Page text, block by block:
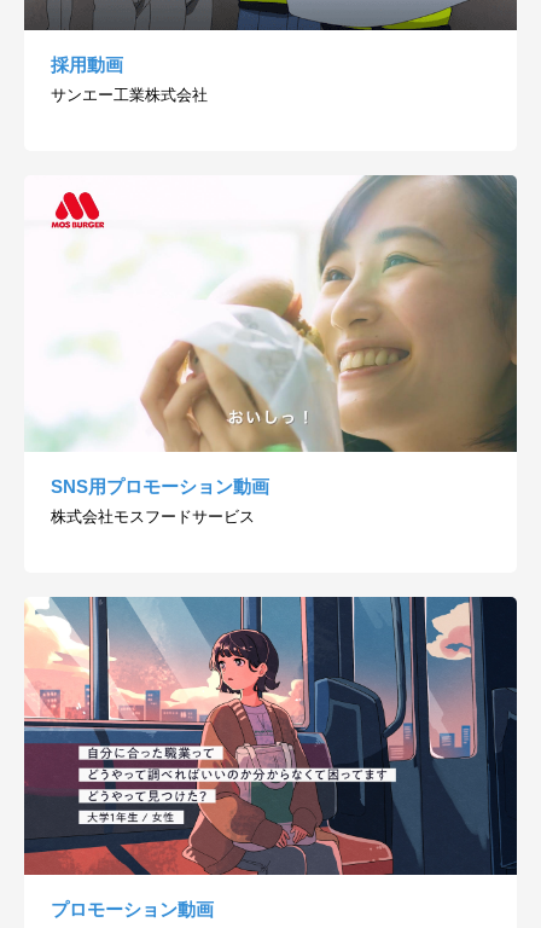
採用動画
サンエー工業株式会社
SNS用プロモーション動画
株式会社モスフードサービス
プロモーション動画